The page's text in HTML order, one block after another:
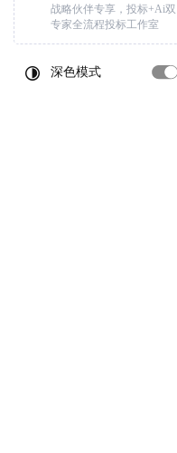
战略伙伴专享，投标+Ai双
专家全流程投标工作室
深色模式